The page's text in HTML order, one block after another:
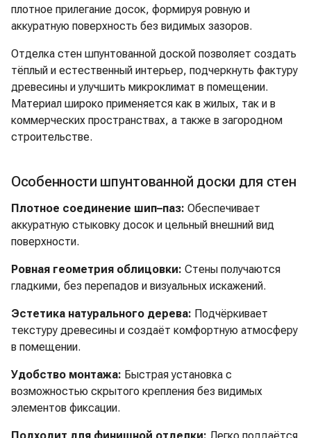
плотное прилегание досок, формируя ровную и
аккуратную поверхность без видимых зазоров.
Отделка стен шпунтованной доской позволяет создать
тёплый и естественный интерьер, подчеркнуть фактуру
древесины и улучшить микроклимат в помещении.
Материал широко применяется как в жилых, так и в
коммерческих пространствах, а также в загородном
строительстве.
Особенности шпунтованной доски для стен
Плотное соединение шип–паз: Обеспечивает
аккуратную стыковку досок и цельный внешний вид
поверхности.
Ровная геометрия облицовки: Стены получаются
гладкими, без перепадов и визуальных искажений.
Эстетика натурального дерева: Подчёркивает
текстуру древесины и создаёт комфортную атмосферу
в помещении.
Удобство монтажа: Быстрая установка с
возможностью скрытого крепления без видимых
элементов фиксации.